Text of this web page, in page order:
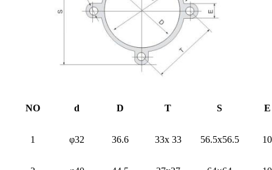
NO d D T S E
1 φ32 36.6 33x 33 56.5x56.5 10